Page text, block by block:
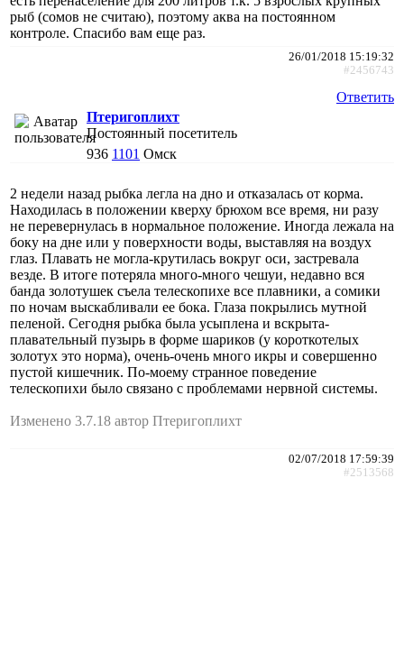
рыб (сомов не считаю), поэтому аква на постоянном
контроле. Спасибо вам еще раз.
26/01/2018 15:19:32
#2456743
Ответить
Птеригоплихт
Постоянный посетитель
936 1101 Омск
2 недели назад рыбка легла на дно и отказалась от корма.
Находилась в положении кверху брюхом все время, ни разу
не перевернулась в нормальное положение. Иногда лежала на
боку на дне или у поверхности воды, выставляя на воздух
глаз. Плавать не могла-крутилась вокруг оси, застревала
везде. В итоге потеряла много-много чешуи, недавно вся
банда золотушек съела телескопихе все плавники, а сомики
по ночам выскабливали ее бока. Глаза покрылись мутной
пеленой. Сегодня рыбка была усыплена и вскрыта-
плавательный пузырь в форме шариков (у короткотелых
золотух это норма), очень-очень много икры и совершенно
пустой кишечник. По-моему странное поведение
телескопихи было связано с проблемами нервной системы.
Изменено 3.7.18 автор Птеригоплихт
02/07/2018 17:59:39
#2513568